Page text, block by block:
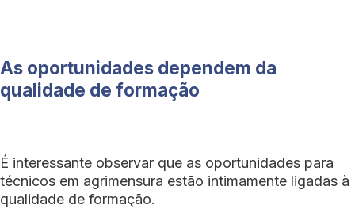
As oportunidades dependem da
qualidade de formação
É interessante observar que as oportunidades para
técnicos em agrimensura estão intimamente ligadas à
qualidade de formação.